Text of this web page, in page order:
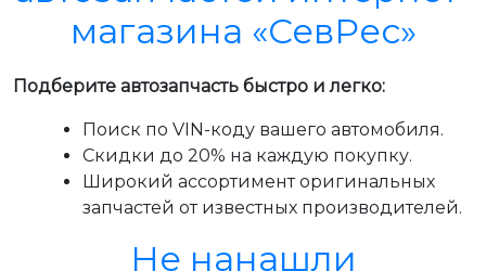
магазина «СевРес»
Подберите автозапчасть быстро и легко:
Поиск по VIN-коду вашего автомобиля.
Скидки до 20% на каждую покупку.
Широкий ассортимент оригинальных
запчастей от известных производителей.
Не нанашли